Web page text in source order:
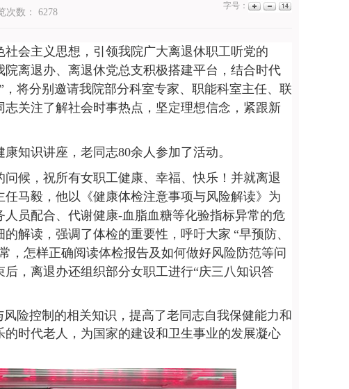
次数： 6278
字号：
会主义思想，引领我院广大离退休职工听党的
离退办、离退休党总支积极搭建平台，结合时代
，将分别邀请我院部分科室专家、职能科室主任、联
关注了解社会时事热点，坚定理想信念，紧跟新
康知识讲座，老同志80余人参加了活动。
候，祝所有女职工健康、幸福、快乐！并就离退
马毅，他以《健康体检注意事项与风险解读》为
人员配合、代谢健康-血脂血糖等化验指标异常的危
解读，强调了体检的重要性，呼吁大家 “早预防、
，怎样正确阅读体检报告及如何做好风险防范等问
，离退办还组织部分女职工进行“庆三八知识答
险控制的相关知识，提高了老同志自我保健能力和
时代老人，为国家的建设和卫生事业的发展凝心